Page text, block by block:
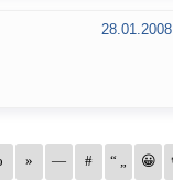
28.01.2008